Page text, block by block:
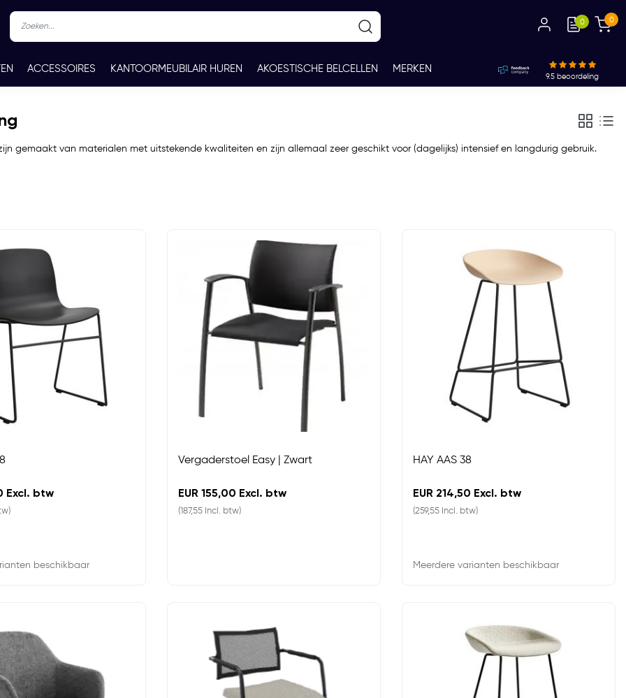
0 0
ACCESSOIRES KANTOORMEUBILAIR HUREN AKOESTISCHE BELCELLEN MERKEN
9.5 beoordeling
gemaakt van materialen met uitstekende kwaliteiten en zijn allemaal zeer geschikt voor (dagelijks) intensief en langdurig gebruik.
Excl. btw
beschikbaar
Vergaderstoel Easy | Zwart
EUR 155,00 Excl. btw
(187,55 Incl. btw)
HAY AAS 38
EUR 214,50 Excl. btw
(259,55 Incl. btw)
Meerdere varianten beschikbaar